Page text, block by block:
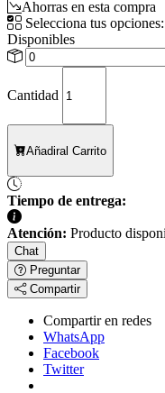
Ahorras en esta compra
Selecciona tus opciones:
Disponibles
Cantidad
Añadiral Carrito
Tiempo de entrega:
Atención: Producto
Chat
Preguntar
Compartir
Compartir en redes
WhatsApp
Facebook
Twitter